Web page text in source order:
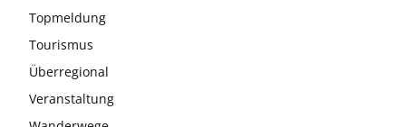
Topmeldung
Tourismus
Überregional
Veranstaltung